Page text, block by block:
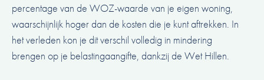
percentage van de WOZ-waarde van je eigen woning,
waarschijnlijk hoger dan de kosten die je kunt aftrekken. In
het verleden kon je dit verschil volledig in mindering
brengen op je belastingaangifte, dankzij de Wet Hillen.